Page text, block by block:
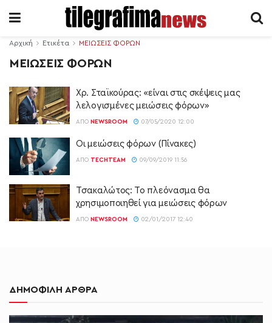
Αρχική Ετικέτα ΜΕΙΩΣΕΙΣ ΦΟΡΩΝ
ΜΕΙΩΣΕΙΣ ΦΟΡΩΝ
Χρ. Σταϊκούρας: «είναι στις σκέψεις μας
λελογισμένες μειώσεις φόρων»
ΑΠΌ NEWSROOM 07/05/2020 12:00
Οι μειώσεις φόρων (Πίνακες)
ΑΠΌ TECHTEAM 09/09/2019 11:56
Τσακαλώτος: Το πλεόνασμα θα
χρησιμοποιηθεί για μειώσεις φόρων
ΑΠΌ NEWSROOM 02/01/2017 12:40
ΔΗΜΟΦΙΛΗ ΑΡΘΡΑ